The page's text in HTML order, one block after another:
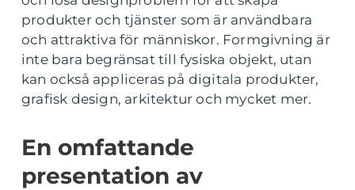
produkter och tjänster som är användbara
och attraktiva för människor. Formgivning är
inte bara begränsat till fysiska objekt, utan
kan också appliceras på digitala produkter,
grafisk design, arkitektur och mycket mer.
En omfattande
presentation av